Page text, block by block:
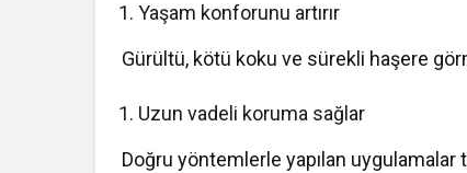
Yaşam konforunu artırır
Gürültü, kötü koku ve sürekli haşere
Uzun vadeli koruma sağlar
Doğru yöntemlerle yapılan uygulamalar